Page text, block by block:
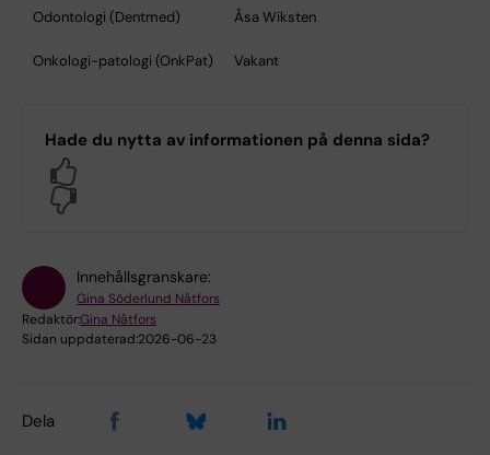
Odontologi (Dentmed) Åsa Wiksten
Onkologi-patologi (OnkPat) Vakant
Hade du nytta av informationen på denna sida?
Innehållsgranskare:
Gina Söderlund Nåtfors
Redaktör:Gina Nåtfors
Sidan uppdaterad:2026-06-23
Dela